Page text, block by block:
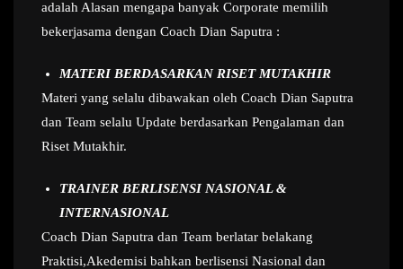
adalah Alasan mengapa banyak Corporate memilih
bekerjasama dengan Coach Dian Saputra :
MATERI BERDASARKAN RISET MUTAKHIR
Materi yang selalu dibawakan oleh Coach Dian Saputra
dan Team selalu Update berdasarkan Pengalaman dan
Riset Mutakhir.
TRAINER BERLISENSI NASIONAL &
INTERNASIONAL
Coach Dian Saputra dan Team berlatar belakang
Praktisi,Akedemisi bahkan berlisensi Nasional dan